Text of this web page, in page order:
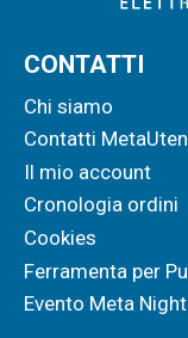
CONTATTI
Chi siamo
Contatti
Il mio account
Cronologia ordini
Cookies
Ferramenta per
Evento Meta